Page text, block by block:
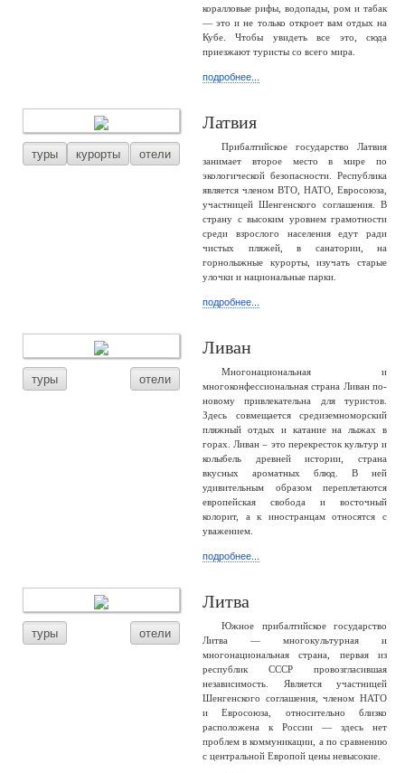
коралловые рифы, водопады, ром и табак
— это и не только откроет вам отдых на
Кубе. Чтобы увидеть все это, сюда
приезжают туристы со всего мира.
подробнее...
туры курорты отели
Латвия
Прибалтийское государство Латвия
занимает второе место в мире по
экологической безопасности. Республика
является членом ВТО, НАТО, Евросоюза,
участницей Шенгенского соглашения. В
страну с высоким уровнем грамотности
среди взрослого населения едут ради
чистых пляжей, в санатории, на
горнолыжные курорты, изучать старые
улочки и национальные парки.
подробнее...
туры отели
Ливан
Многонациональная и
многоконфессиональная страна Ливан по-
новому привлекательна для туристов.
Здесь совмещается средиземноморский
пляжный отдых и катание на лыжах в
горах. Ливан – это перекресток культур и
колыбель древней истории, страна
вкусных ароматных блюд. В ней
удивительным образом переплетаются
европейская свобода и восточный
колорит, а к иностранцам относятся с
уважением.
подробнее...
туры отели
Литва
Южное прибалтийское государство
Литва — многокультурная и
многонациональная страна, первая из
республик СССР провозгласившая
независимость. Является участницей
Шенгенского соглашения, членом НАТО
и Евросоюза, относительно близко
расположена к России — здесь нет
проблем в коммуникации, а по сравнению
с центральной Европой цены невысокие.